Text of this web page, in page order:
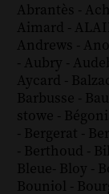
Abrantès -
Aimard -
Andrews -
- Aubry -
Aycard -
Barbusse -
stowe -
- Bergerat -
- Berthoud -
Bleue- Bloy -
Bouniol -